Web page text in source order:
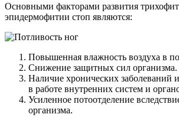
Основными факторами развития
эпидермофитии стоп являются:
Повышенная влажность воздуха в
Снижение защитных сил организма.
Наличие хронических заболеваний
в работе внутренних систем и
Усиленное потоотделение
организма.